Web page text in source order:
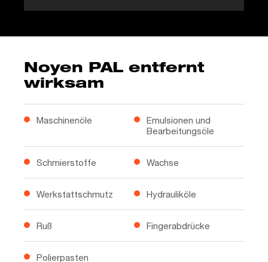
Noyen PAL entfernt
wirksam
Maschinenöle
Emulsionen und
Bearbeitungsöle
Schmierstoffe Wachse
Werkstattschmutz Hydrauliköle
Ruß Fingerabdrücke
Polierpasten